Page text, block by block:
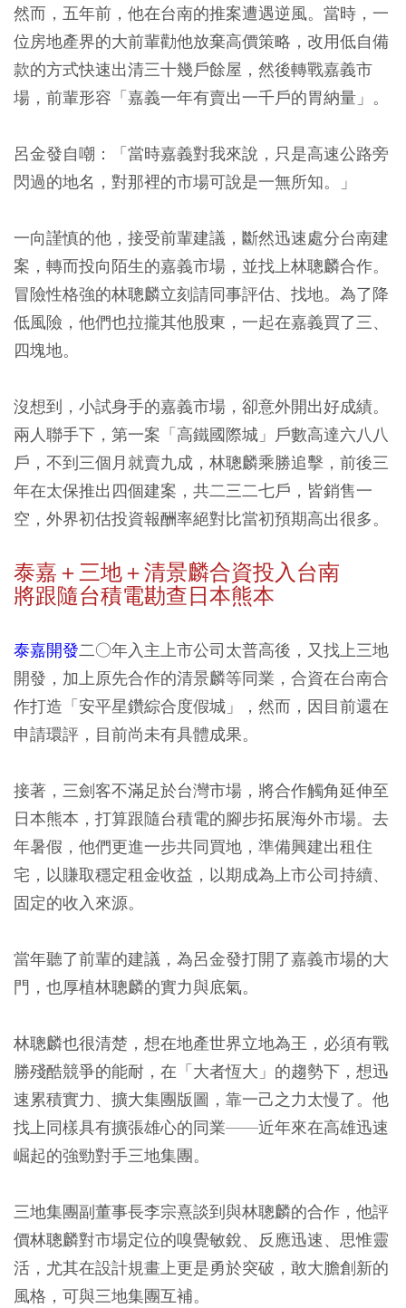
然而，五年前，他在台南的推案遭遇逆風。當時，一
位房地產界的大前輩勸他放棄高價策略，改用低自備
款的方式快速出清三十幾戶餘屋，然後轉戰嘉義市
場，前輩形容「嘉義一年有賣出一千戶的胃納量」。
呂金發自嘲：「當時嘉義對我來說，只是高速公路旁
閃過的地名，對那裡的市場可說是一無所知。」
一向謹慎的他，接受前輩建議，斷然迅速處分台南建
案，轉而投向陌生的嘉義市場，並找上林聰麟合作。
冒險性格強的林聰麟立刻請同事評估、找地。為了降
低風險，他們也拉攏其他股東，一起在嘉義買了三、
四塊地。
沒想到，小試身手的嘉義市場，卻意外開出好成績。
兩人聯手下，第一案「高鐵國際城」戶數高達六八八
戶，不到三個月就賣九成，林聰麟乘勝追擊，前後三
年在太保推出四個建案，共二三二七戶，皆銷售一
空，外界初估投資報酬率絕對比當初預期高出很多。
泰嘉＋三地＋清景麟合資投入台南
將跟隨台積電勘查日本熊本
泰嘉開發二○年入主上市公司太普高後，又找上三地
開發，加上原先合作的清景麟等同業，合資在台南合
作打造「安平星鑽綜合度假城」，然而，因目前還在
申請環評，目前尚未有具體成果。
接著，三劍客不滿足於台灣市場，將合作觸角延伸至
日本熊本，打算跟隨台積電的腳步拓展海外市場。去
年暑假，他們更進一步共同買地，準備興建出租住
宅，以賺取穩定租金收益，以期成為上市公司持續、
固定的收入來源。
當年聽了前輩的建議，為呂金發打開了嘉義市場的大
門，也厚植林聰麟的實力與底氣。
林聰麟也很清楚，想在地產世界立地為王，必須有戰
勝殘酷競爭的能耐，在「大者恆大」的趨勢下，想迅
速累積實力、擴大集團版圖，靠一己之力太慢了。他
找上同樣具有擴張雄心的同業——近年來在高雄迅速
崛起的強勁對手三地集團。
三地集團副董事長李宗熹談到與林聰麟的合作，他評
價林聰麟對市場定位的嗅覺敏銳、反應迅速、思惟靈
活，尤其在設計規畫上更是勇於突破，敢大膽創新的
風格，可與三地集團互補。